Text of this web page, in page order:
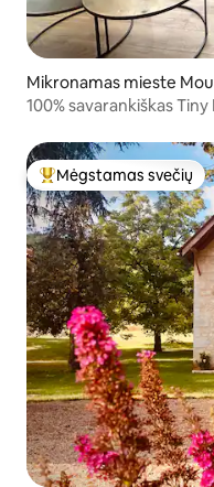
Mikronamas mieste
100% savarankiškas
Svečių mėgstamiausias
Mėgstamas svečių